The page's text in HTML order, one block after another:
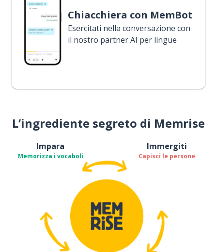
Chiacchiera con MemBot
Esercitati nella conversazione con
il nostro partner AI per lingue
L’ingrediente segreto di Memrise
Impara
Memorizza i vocaboli
Immergiti
Capisci le persone